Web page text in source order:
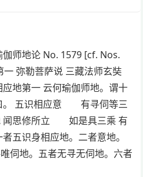
师地论 No. 1579 [cf. Nos.
弥勒菩萨说 三藏法师玄奘
地第一 云何瑜伽师地。谓十
。 五识相应意 有寻伺等三
思修所立 如是具三乘 有
识身相应地。二者意地。
伺地。五者无寻无伺地。六者